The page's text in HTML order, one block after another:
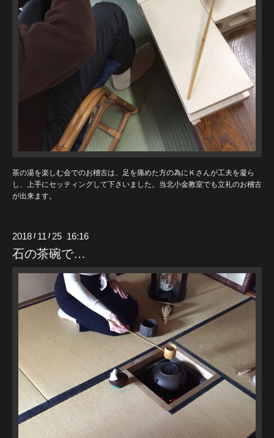
茶の湯を楽しむ会でのお稽古は、足を痛めた方の為にＫさんが工夫を凝ら
し、上手にセッティングして下さいました。当北小金教室でも立礼のお稽古
が出来ます。
2018 / 11 / 25 16:16
石の茶碗で…